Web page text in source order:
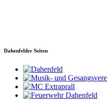
Dahenfelder Seiten